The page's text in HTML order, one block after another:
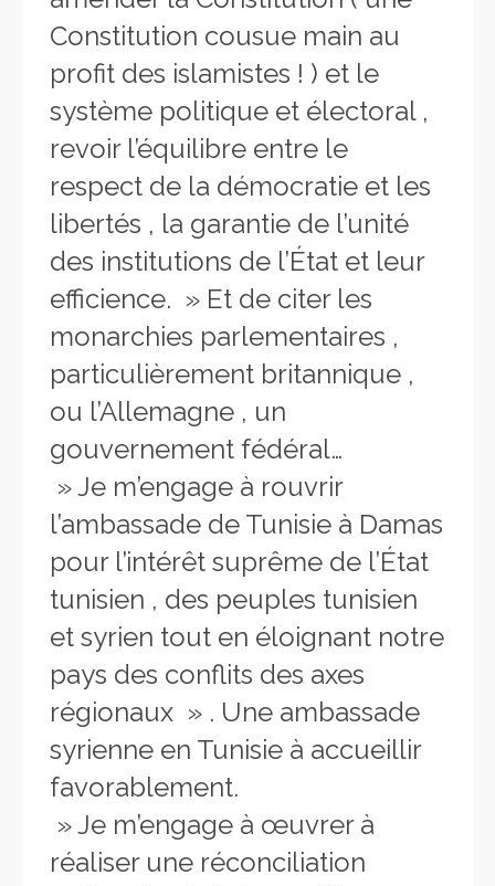
Constitution cousue main au
profit des islamistes ! ) et le
système politique et électoral ,
revoir l’équilibre entre le
respect de la démocratie et les
libertés , la garantie de l’unité
des institutions de l’État et leur
efficience. » Et de citer les
monarchies parlementaires ,
particulièrement britannique ,
ou l’Allemagne , un
gouvernement fédéral…
» Je m’engage à rouvrir
l’ambassade de Tunisie à Damas
pour l’intérêt suprême de l’État
tunisien , des peuples tunisien
et syrien tout en éloignant notre
pays des conflits des axes
régionaux » . Une ambassade
syrienne en Tunisie à accueillir
favorablement.
» Je m’engage à œuvrer à
réaliser une réconciliation